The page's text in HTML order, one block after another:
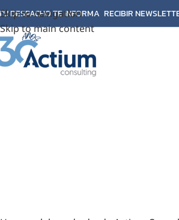
Skip to navigation
Skip to main content
DESPACHO TE INFORMA RECIBIR